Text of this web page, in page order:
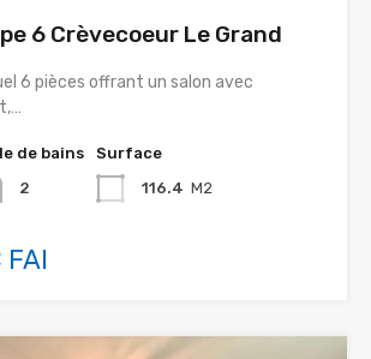
6 Crèvecoeur Le Grand
6 pièces offrant un salon avec
de bains
2
Surface
116.4 M2